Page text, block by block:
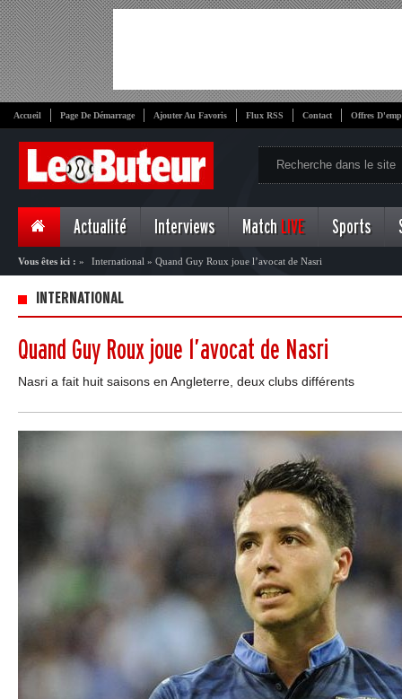
Accueil Page De Démarrage Ajouter Au Favoris Flux RSS Contact Offres
Actualité Interviews Match LIVE Sports
Vous êtes ici : » International » Quand Guy Roux joue l’avocat de Nasri
INTERNATIONAL
Quand Guy Roux joue l’avocat de Nasri
Nasri a fait huit saisons en Angleterre, deux clubs différents